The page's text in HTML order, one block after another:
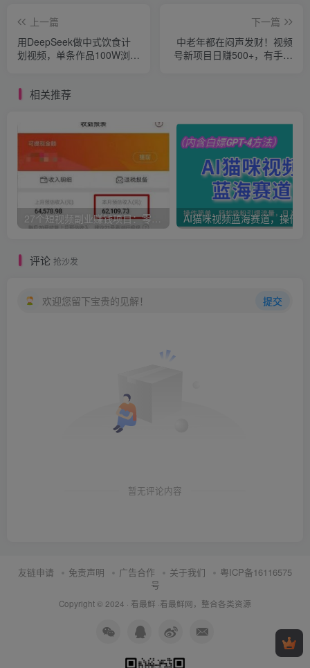
上一篇
用DeepSeek做中式饮食计
划视频，单条作品100W浏
下一篇
中老年都在闷声发财！视频
号新项目日赚500+，有手就
相关推荐
27个短视频副业赚钱项目：零基础、零成本、零风险，普通人可复制的暴利变现攻略
评论 抢沙发
欢迎您留下宝贵的见解！ 提交
暂无评论内容
友链申请 免责声明 广告合作 关于我们
粤ICP备16116575
号
Copyright © 2024 · 看最鲜 ·看最鲜网，整合各类资源